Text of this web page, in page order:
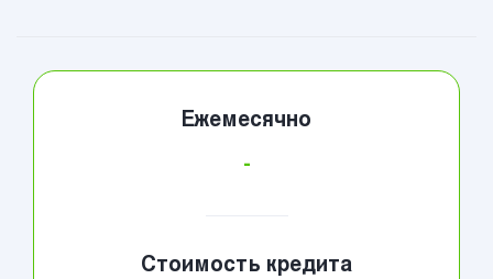
Ежемесячно
-
Стоимость кредита